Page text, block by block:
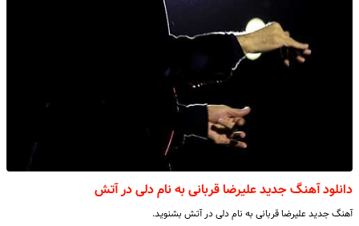
دانلود آهنگ جدید علیرضا قربانی به نام دلی در آتش
آهنگ جدید علیرضا قربانی به نام دلی در آتش بشنوید.